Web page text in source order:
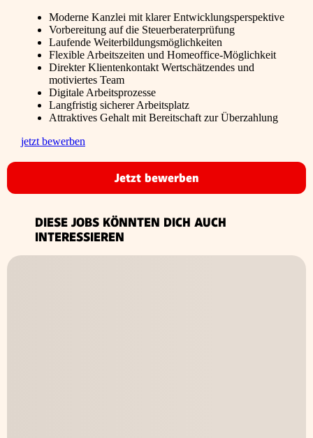
Moderne Kanzlei mit klarer Entwicklungsperspektive
Vorbereitung auf die Steuerberaterprüfung
Laufende Weiterbildungsmöglichkeiten
Flexible Arbeitszeiten und Homeoffice-Möglichkeit
Direkter Klientenkontakt Wertschätzendes und
motiviertes Team
Digitale Arbeitsprozesse
Langfristig sicherer Arbeitsplatz
Attraktives Gehalt mit Bereitschaft zur Überzahlung
jetzt bewerben
Jetzt bewerben
DIESE JOBS KÖNNTEN DICH AUCH
INTERESSIEREN